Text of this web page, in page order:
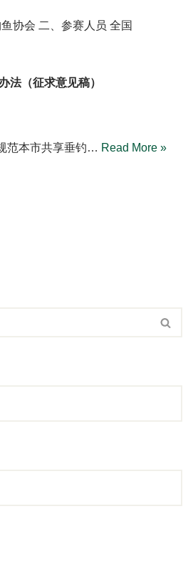
协会 二、参赛人员 全国
法（征求意见稿）
范本市共享垂钓… Read More »